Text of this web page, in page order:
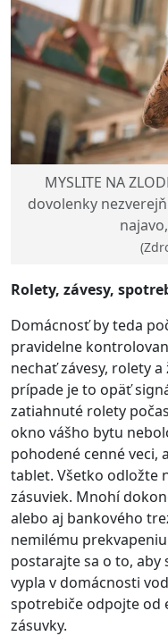
MYSLITE NA
dovolenky
Rolety, závesy,
Domácnosť by teda
pravidelne
nechať závesy, rolety
prípade je to opäť
zatiahnuté rolety
okno vášho bytu
pohodené cenné veci,
tablet. Všetko odložte
zásuviek. Mnohí
alebo aj bankového
nemilému
postarajte sa o to, aby
vypla v domácnosti
spotrebiče odpojte od
zásuvky.